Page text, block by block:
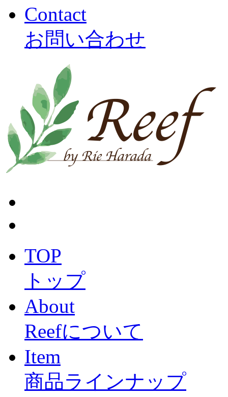
Contact
お問い合わせ
TOP
トップ
About
Reefについて
Item
商品ラインナップ